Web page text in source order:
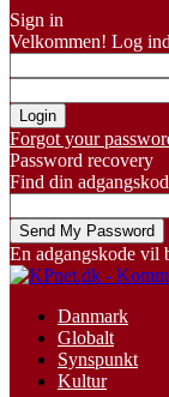
Sign in
Velkommen! Log
Forgot your
Password recovery
Find din
En adgangskode vil
Danmark
Globalt
Synspunkt
Kultur